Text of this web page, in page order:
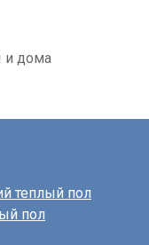
и дома
теплый пол
пол